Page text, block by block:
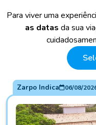
Para viver uma
as datas da sua
Zarpo Indica 06/08/